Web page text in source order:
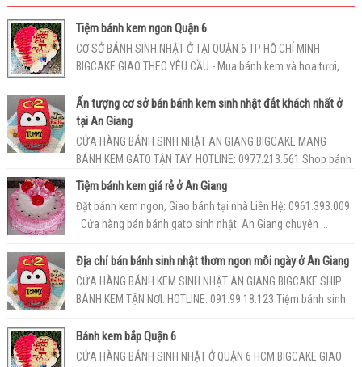
Tiệm bánh kem ngon Quận 6
CƠ SỞ BÁNH SINH NHẬT Ở TẠI QUẬN 6 TP HỒ CHÍ MINH
BIGCAKE GIAO THEO YÊU CẦU - Mua bánh kem và hoa tươi,
Ấn tượng cơ sở bán bánh kem sinh nhật đắt khách nhất ở
tại An Giang
CỬA HÀNG BÁNH SINH NHẬT AN GIANG BIGCAKE MANG
BÁNH KEM GATO TẬN TAY. HOTLINE: 0977.213.561 Shop bánh
gatosinh nhật An Giang BigCake l...
Tiệm bánh kem giá rẻ ở An Giang
Đặt bánh kem ngon, Giao bánh tại nhà Liên Hệ: 0961.393.009
Cửa hàng bán bánh gato sinh nhật An Giang chuyên ...
Địa chỉ bán bánh sinh nhật thơm ngon mỗi ngày ở An Giang
CỬA HÀNG BÁNH KEM SINH NHẬT AN GIANG BIGCAKE SHIP
BÁNH KEM TẬN NƠI. HOTLINE: 091.99.18.123 Tiệm bánh sinh
Bánh kem bắp Quận 6
CỬA HÀNG BÁNH SINH NHẬT Ở QUẬN 6 HCM BIGCAKE GIAO